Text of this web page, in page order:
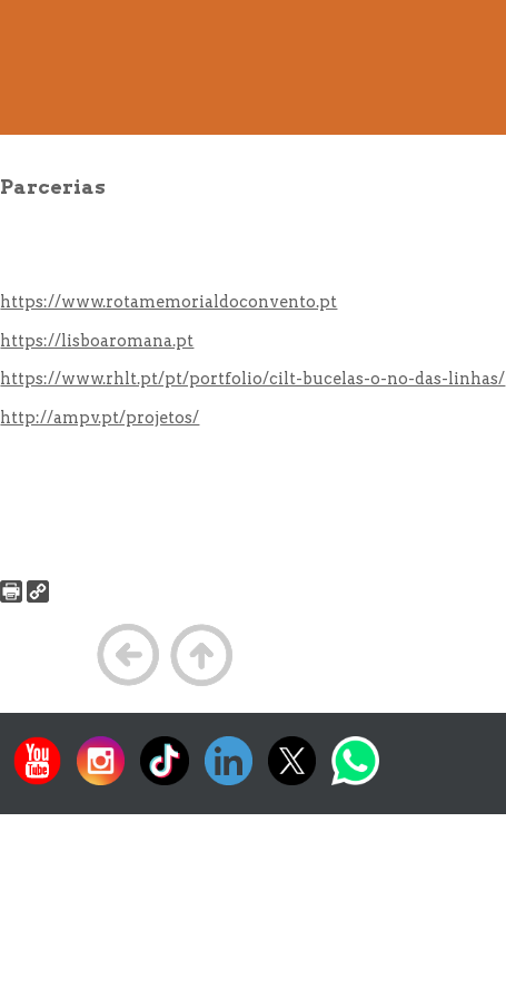
Parcerias
https://www.rotamemorialdoconvento.pt
https://lisboaromana.pt
https://www.rhlt.pt/pt/portfolio/cilt-bucelas-o-no-das-linhas/
http://ampv.pt/projetos/